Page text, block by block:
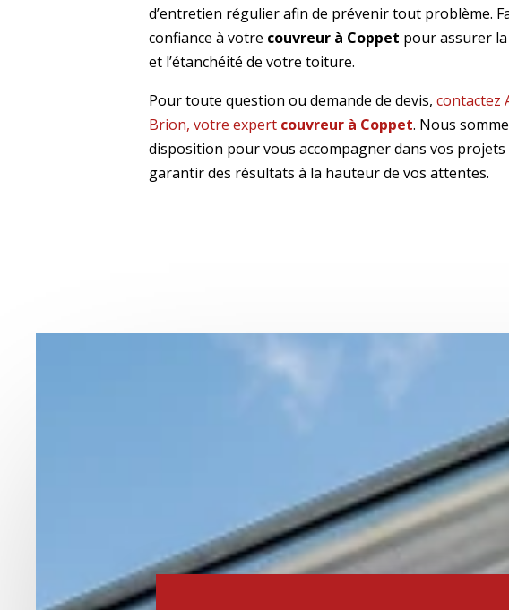
d’entretien régulier afin de prévenir tout problème.
confiance à votre couvreur à Coppet pour assurer
et l’étanchéité de votre toiture.
Pour toute question ou demande de devis,contactez
Brion, votre expert couvreur à Coppet. Nous
disposition pour vous accompagner dans vos projets
garantir des résultats à la hauteur de vos attentes.